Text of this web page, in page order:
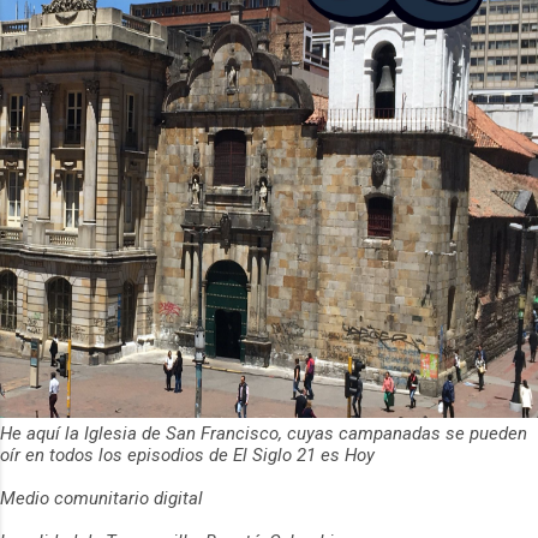
He aquí la Iglesia de San Francisco, cuyas campanadas se pueden
oír en todos los episodios de El Siglo 21 es Hoy
Medio comunitario digital